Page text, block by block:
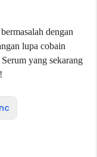
dengan
lupa cobain
yang sekarang
!